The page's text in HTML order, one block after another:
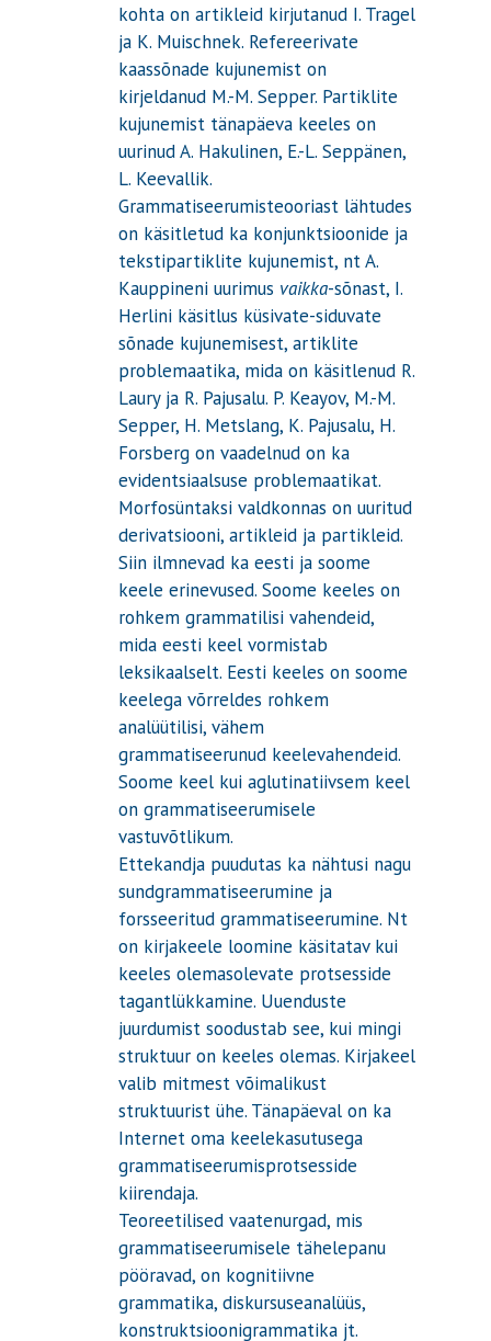
kohta on artikleid kirjutanud I. Tragel
ja K. Muischnek. Refereerivate
kaassõnade kujunemist on
kirjeldanud M.-M. Sepper. Partiklite
kujunemist tänapäeva keeles on
uurinud A. Hakulinen, E.-L. Seppänen,
L. Keevallik.
Grammatiseerumisteooriast lähtudes
on käsitletud ka konjunktsioonide ja
tekstipartiklite kujunemist, nt A.
Kauppineni uurimus vaikka-sõnast, I.
Herlini käsitlus küsivate-siduvate
sõnade kujunemisest, artiklite
problemaatika, mida on käsitlenud R.
Laury ja R. Pajusalu. P. Keayov, M.-M.
Sepper, H. Metslang, K. Pajusalu, H.
Forsberg on vaadelnud on ka
evidentsiaalsuse problemaatikat.
Morfosüntaksi valdkonnas on uuritud
derivatsiooni, artikleid ja partikleid.
Siin ilmnevad ka eesti ja soome
keele erinevused. Soome keeles on
rohkem grammatilisi vahendeid,
mida eesti keel vormistab
leksikaalselt. Eesti keeles on soome
keelega võrreldes rohkem
analüütilisi, vähem
grammatiseerunud keelevahendeid.
Soome keel kui aglutinatiivsem keel
on grammatiseerumisele
vastuvõtlikum.
Ettekandja puudutas ka nähtusi nagu
sundgrammatiseerumine ja
forsseeritud grammatiseerumine. Nt
on kirjakeele loomine käsitatav kui
keeles olemasolevate protsesside
tagantlükkamine. Uuenduste
juurdumist soodustab see, kui mingi
struktuur on keeles olemas. Kirjakeel
valib mitmest võimalikust
struktuurist ühe. Tänapäeval on ka
Internet oma keelekasutusega
grammatiseerumisprotsesside
kiirendaja.
Teoreetilised vaatenurgad, mis
grammatiseerumisele tähelepanu
pööravad, on kognitiivne
grammatika, diskursuseanalüüs,
konstruktsioonigrammatika jt.